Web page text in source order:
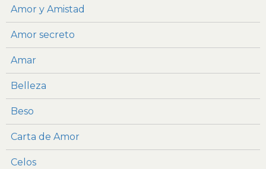
Amor y Amistad
Amor secreto
Amar
Belleza
Beso
Carta de Amor
Celos